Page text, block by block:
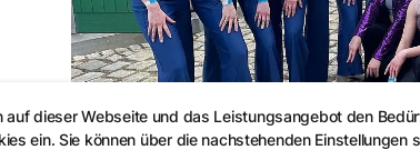
auf dieser Webseite und das Leistungsangebot den
ein. Sie können über die nachstehenden Einstellungen